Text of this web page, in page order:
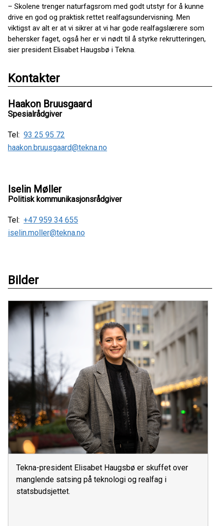
– Skolene trenger naturfagsrom med godt utstyr for å kunne
drive en god og praktisk rettet realfagsundervisning. Men
viktigst av alt er at vi sikrer at vi har gode realfagslærere som
behersker faget, også her er vi nødt til å styrke rekrutteringen,
sier president Elisabet Haugsbø i Tekna.
Kontakter
Haakon Bruusgaard
Spesialrådgiver
Tel: 93 25 95 72
haakon.bruusgaard@tekna.no
Iselin Møller
Politisk kommunikasjonsrådgiver
Tel: +47 959 34 655
iselin.moller@tekna.no
Bilder
Tekna-president Elisabet Haugsbø er skuffet over
manglende satsing på teknologi og realfag i
statsbudsjettet.